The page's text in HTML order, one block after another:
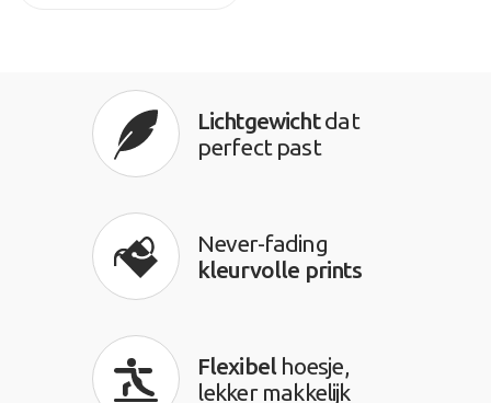
Lichtgewichtdat
perfect past
Never-fading
kleurvolle prints
Flexibelhoesje,
lekker makkelijk